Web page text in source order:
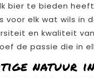
bier te bieden
elk wat wils in
en kwaliteit
de passie die in
natuur